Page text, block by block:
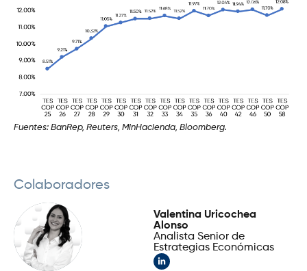
Fuentes: BanRep, Reuters, MinHacienda, Bloomberg.
Colaboradores
Valentina Uricochea
Alonso
Analista Senior de
Estrategias Económicas